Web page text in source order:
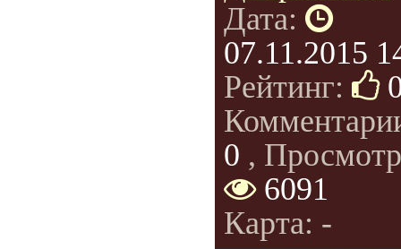
Дата:
07.11.2015
Рейтинг:
0 ,
6091
Карта: -